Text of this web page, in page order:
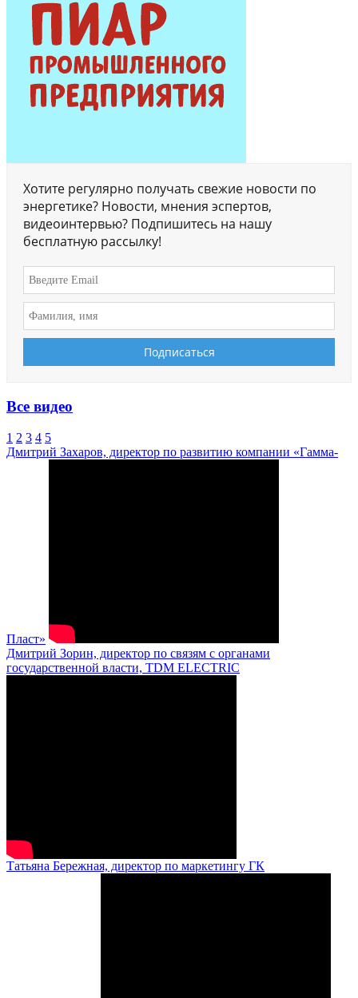
Хотите регулярно получать свежие новости по
энергетике? Новости, мнения эспертов,
видеоинтервью? Подпишитесь на нашу
бесплатную рассылку!
Все видео
1 2 3 4 5
Дмитрий Захаров, директор по развитию компании «Гамма-
Пласт»
Дмитрий Зорин, директор по связям с органами
государственной власти, TDM ELECTRIC
Татьяна Бережная, директор по маркетингу ГК